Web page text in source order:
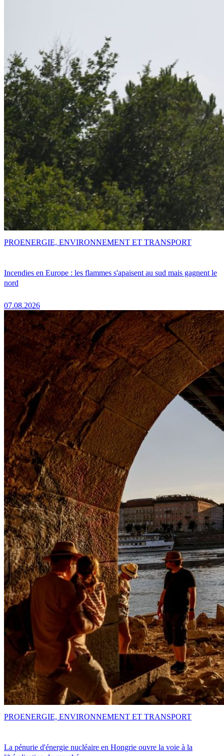
Incendies en Europe : les flammes s'apaisent au sud mais gagnent le
nord
07.08.2026
PROENERGIE, ENVIRONNEMENT ET TRANSPORT
La pénurie d'énergie nucléaire en Hongrie ouvre la voie à la
PROENERGIE, ENVIRONNEMENT ET TRANSPORT